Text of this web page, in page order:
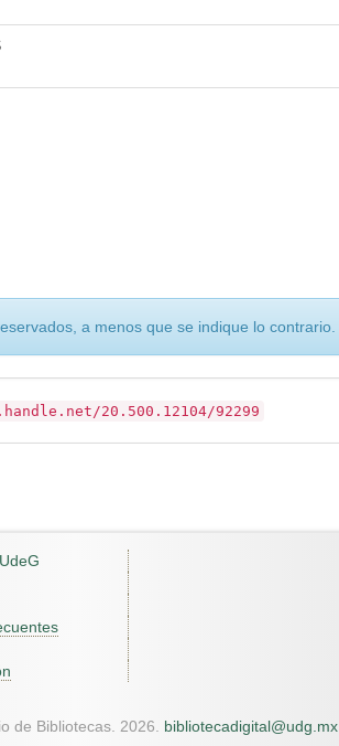
a menos que se indique lo contrario.
20.500.12104/92299
de Bibliotecas. 2026. bibliotecadigital@udg.mx